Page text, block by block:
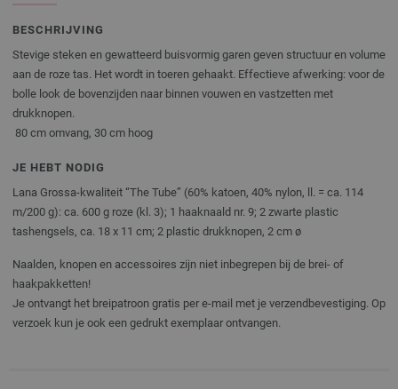
BESCHRIJVING
Stevige steken en gewatteerd buisvormig garen geven structuur en volume
aan de roze tas. Het wordt in toeren gehaakt. Effectieve afwerking: voor de
bolle look de bovenzijden naar binnen vouwen en vastzetten met
drukknopen.
80 cm omvang, 30 cm hoog
JE HEBT NODIG
Lana Grossa-kwaliteit “The Tube” (60% katoen, 40% nylon, ll. = ca. 114
m/200 g): ca. 600 g roze (kl. 3); 1 haaknaald nr. 9; 2 zwarte plastic
tashengsels, ca. 18 x 11 cm; 2 plastic drukknopen, 2 cm ø
Naalden, knopen en accessoires zijn niet inbegrepen bij de brei- of
haakpakketten!
Je ontvangt het breipatroon gratis per e-mail met je verzendbevestiging. Op
verzoek kun je ook een gedrukt exemplaar ontvangen.